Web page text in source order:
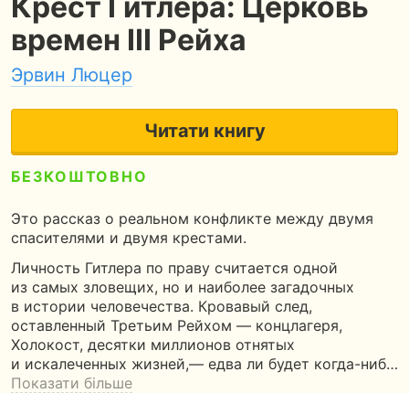
времен III Рейха
Эрвин Люцер
Читати книгу
БЕЗКОШТОВНО
Это рассказ о реальном конфликте между двумя
спасителями и двумя крестами.
Личность Гитлера по праву считается одной
из самых зловещих, но и наиболее загадочных
в истории человечества. Кровавый след,
оставленный Третьим Рейхом — концлагеря,
Холокост, десятки миллионов отнятых
и искалеченных жизней,— едва ли будет когда-ниб…
Показати більше